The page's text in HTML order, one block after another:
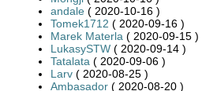
andale ( 2020-10-16 )
Tomek1712 ( 2020-09-16 )
Marek Materla ( 2020-09-15 )
LukasySTW ( 2020-09-14 )
Tatalata ( 2020-09-06 )
Larv ( 2020-08-25 )
Ambasador ( 2020-08-20 )